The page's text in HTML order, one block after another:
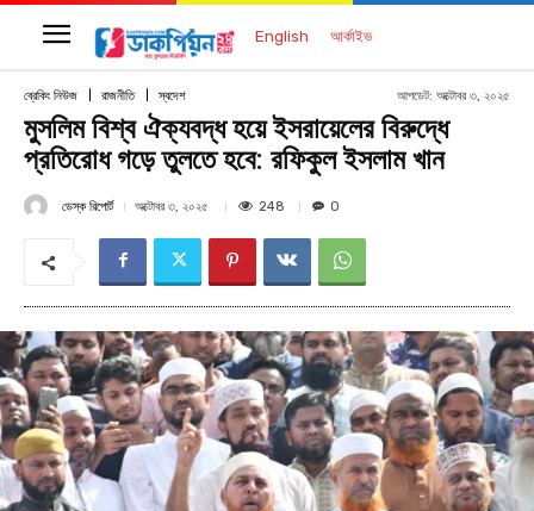
English আর্কাইভ
ব্রেকিং নিউজ রাজনীতি স্বদেশ আপডেট: অক্টোবর ৩, ২০২৫
মুসলিম বিশ্ব ঐক্যবদ্ধ হয়ে ইসরায়েলের বিরুদ্ধে
প্রতিরোধ গড়ে তুলতে হবে: রফিকুল ইসলাম খান
ডেস্ক রিপোর্ট অক্টোবর ৩, ২০২৫ 248 0